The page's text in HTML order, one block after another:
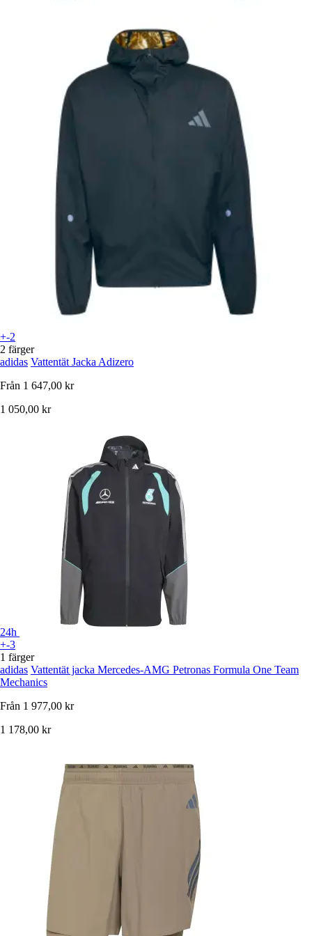
+-2
2 färger
adidas Vattentät Jacka Adizero
Från 1 647,00 kr
1 050,00 kr
24h
+-3
1 färger
adidas Vattentät jacka Mercedes-AMG Petronas Formula One Team
Mechanics
Från 1 977,00 kr
1 178,00 kr